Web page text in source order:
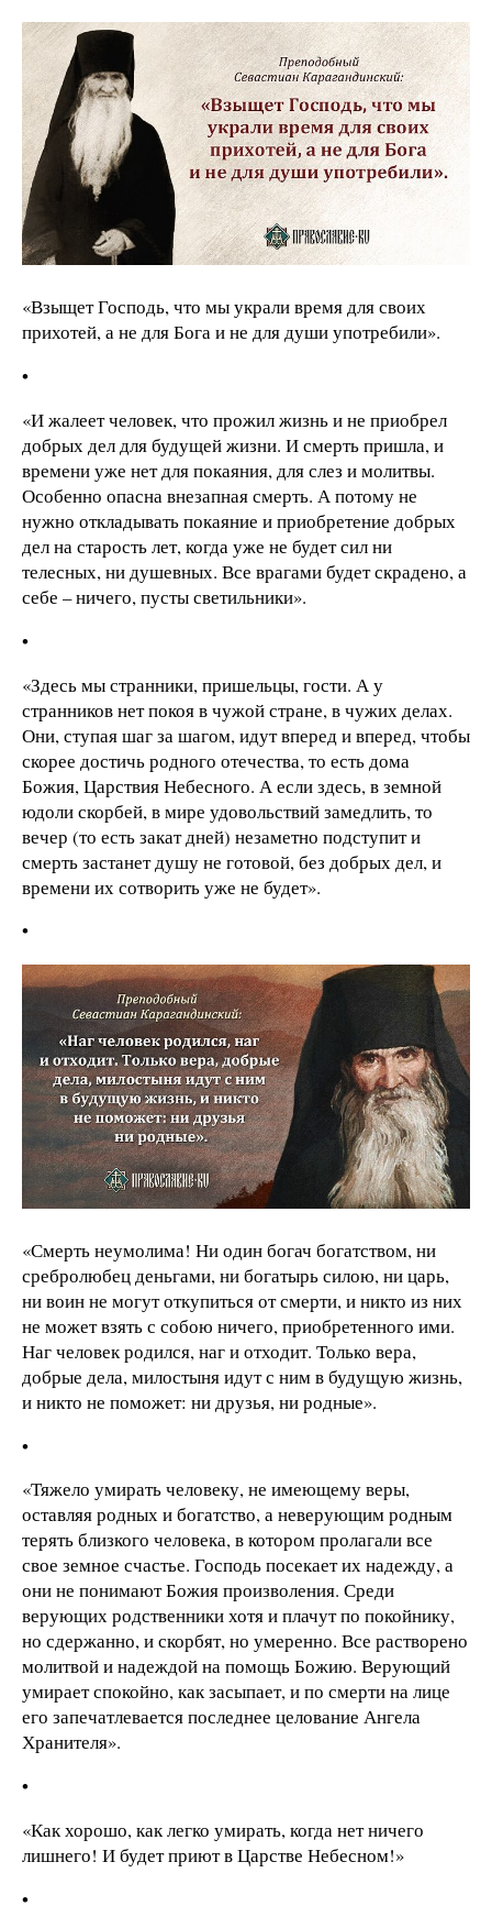
«Взыщет Господь, что мы украли время для своих
прихотей, а не для Бога и не для души употребили».
•
«И жалеет человек, что прожил жизнь и не приобрел
добрых дел для будущей жизни. И смерть пришла, и
времени уже нет для покаяния, для слез и молитвы.
Особенно опасна внезапная смерть. А потому не
нужно откладывать покаяние и приобретение добрых
дел на старость лет, когда уже не будет сил ни
телесных, ни душевных. Все врагами будет скрадено, а
себе – ничего, пусты светильники».
•
«Здесь мы странники, пришельцы, гости. А у
странников нет покоя в чужой стране, в чужих делах.
Они, ступая шаг за шагом, идут вперед и вперед, чтобы
скорее достичь родного отечества, то есть дома
Божия, Царствия Небесного. А если здесь, в земной
юдоли скорбей, в мире удовольствий замедлить, то
вечер (то есть закат дней) незаметно подступит и
смерть застанет душу не готовой, без добрых дел, и
времени их сотворить уже не будет».
•
«Смерть неумолима! Ни один богач богатством, ни
сребролюбец деньгами, ни богатырь силою, ни царь,
ни воин не могут откупиться от смерти, и никто из них
не может взять с собою ничего, приобретенного ими.
Наг человек родился, наг и отходит. Только вера,
добрые дела, милостыня идут с ним в будущую жизнь,
и никто не поможет: ни друзья, ни родные».
•
«Тяжело умирать человеку, не имеющему веры,
оставляя родных и богатство, а неверующим родным
терять близкого человека, в котором пролагали все
свое земное счастье. Господь посекает их надежду, а
они не понимают Божия произволения. Среди
верующих родственники хотя и плачут по покойнику,
но сдержанно, и скорбят, но умеренно. Все растворено
молитвой и надеждой на помощь Божию. Верующий
умирает спокойно, как засыпает, и по смерти на лице
его запечатлевается последнее целование Ангела
Хранителя».
•
«Как хорошо, как легко умирать, когда нет ничего
лишнего! И будет приют в Царстве Небесном!»
•